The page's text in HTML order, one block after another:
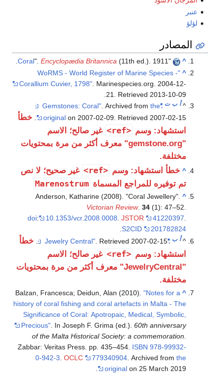
عنبر
لؤلؤ
المصادر
^
"
Coral".Encyclopædia Britannica (11th ed.). 1911.
^
"WoRMS - World Register of Marine Species -
Corallium Cuvier, 1798" . Marinespecies.org. 2004-12-
21
. Retrieved 2013-10-09
^أ ب ت "Gemstones: Coral"
. Archived fromthe
original on 2007-02-09 . Retrieved 2007-02-15
خطأ
استشهاد: وسم <ref>
غير صالح؛ الاسم
"gemstone.org" معرف أكثر من مرة بمحتويات
مختلفة.
^ خطأ استشهاد: وسم <ref>
غير صحيح؛ لا نص
تم توفيره للمراجع المسماة Marenostrum
^
Anderson, Katharine (2008). "Coral Jewellery".
Victorian Review.34 (1): 47–52.
doi: 10.1353/vcr.2008.0008 .JSTOR 41220397
S2CID
201782824
.
^أ ب "Jewelry Central"
. Retrieved2007-02-15
. خطأ
استشهاد: وسم <ref>
غير صالح؛ الاسم
"JewelryCentral" معرف أكثر من مرة بمحتويات
مختلفة.
^
Balzan, Francesca; Deidun, Alan (2010)."Notes for a
history of coral fishing and coral artefacts in Malta - The
Significance of Coral: Apotropaic, Medical, Symbolic,
Precious" . In Joseph F. Grima (ed.).60th anniversary
of the Malta Historical Society: a commemoration
Zabbar: Veritas Press. pp. 435–454. ISBN 978-99932-
0-942-3 .OCLC 779340904 . Archived fromthe
original on 25 March 2019.